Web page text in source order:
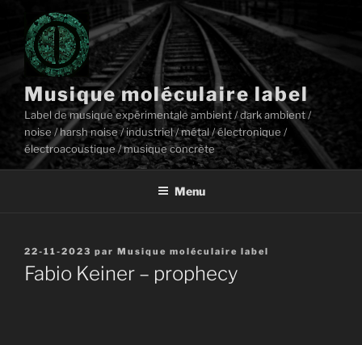
contenu
principal
Musique moléculaire label
Label de musique expérimentale ambient / dark ambient /
noise / harsh noise / industriel / métal / électronique /
électroacoustique / musique concrète
Menu
Publié
le
22-11-2023 par Musique moléculaire label
Fabio Keiner – prophecy